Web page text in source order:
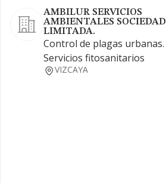
AMBILUR SERVICIOS
AMBIENTALES SOCIEDAD
LIMITADA.
Control de plagas urbanas.
Servicios fitosanitarios
VIZCAYA